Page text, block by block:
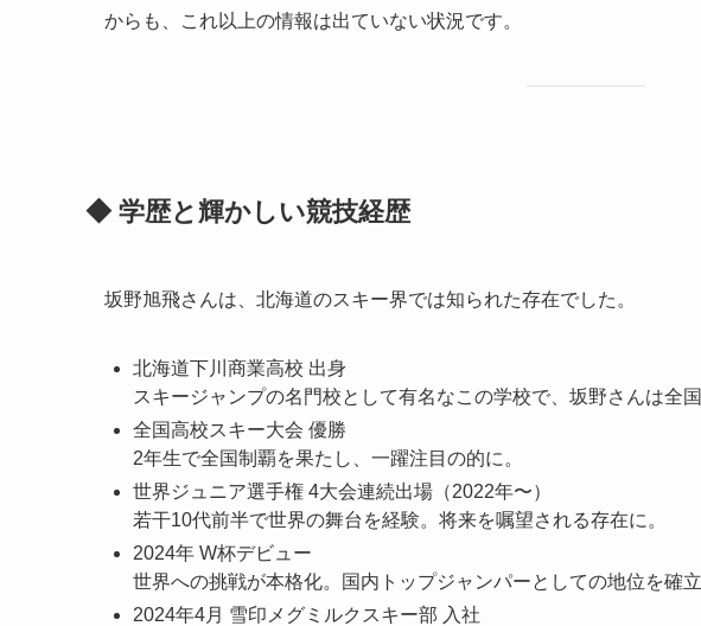
からも、これ以上の情報は出ていない状況です。
◆ 学歴と輝かしい競技経歴
坂野旭飛さんは、北海道のスキー界では知られた存在でした。
北海道下川商業高校 出身
スキージャンプの名門校として有名なこの学校で、坂野さんは全
全国高校スキー大会 優勝
2年生で全国制覇を果たし、一躍注目の的に。
世界ジュニア選手権 4大会連続出場（2022年〜）
若干10代前半で世界の舞台を経験。将来を嘱望される存在に。
2024年 W杯デビュー
世界への挑戦が本格化。国内トップジャンパーとしての地位を確立
2024年4月 雪印メグミルクスキー部 入社